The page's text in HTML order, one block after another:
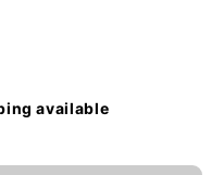
available